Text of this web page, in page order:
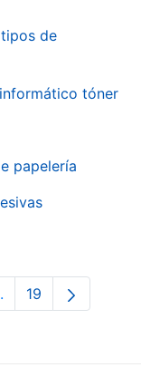
de
tóner
papelería
TAB toPages
Page
19